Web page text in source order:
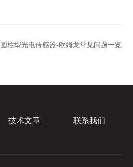
柱型光电传感器-欧姆龙常见问题一览
技术文章 联系我们